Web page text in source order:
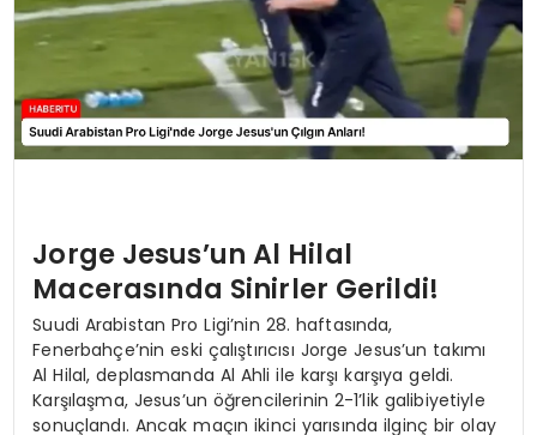
Jorge Jesus’un Al Hilal
Macerasında Sinirler Gerildi!
Suudi Arabistan Pro Ligi’nin 28. haftasında,
Fenerbahçe’nin eski çalıştırıcısı Jorge Jesus’un takımı
Al Hilal, deplasmanda Al Ahli ile karşı karşıya geldi.
Karşılaşma, Jesus’un öğrencilerinin 2-1’lik galibiyetiyle
sonuçlandı. Ancak maçın ikinci yarısında ilginç bir olay